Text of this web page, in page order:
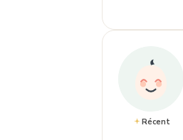
Récent